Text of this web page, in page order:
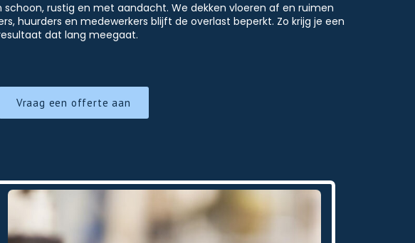
schoon, rustig en met aandacht. We dekken vloeren af en ruimen
huurders en medewerkers blijft de overlast beperkt. Zo krijg je een
dat lang meegaat.
Vraag een offerte aan